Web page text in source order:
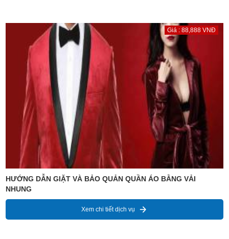
Giá : 88,888 VNĐ
HƯỚNG DẪN GIẶT VÀ BẢO QUẢN QUẦN ÁO BẰNG VẢI
NHUNG
Xem chi tiết dịch vụ